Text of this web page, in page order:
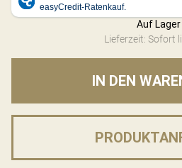
Auf Lager
Lieferzeit: Sofort
IN DEN